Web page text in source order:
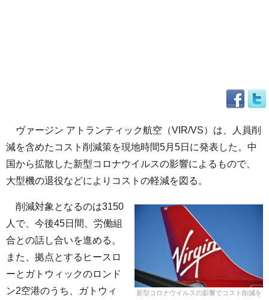
ヴァージン アトランティック航空（VIR/VS）は、人員削
減を含めたコスト削減策を現地時間5月5日に発表した。中
国から拡散した新型コロナウイルスの影響によるもので、
大型機の退役などによりコストの軽減を図る。
新型コロナウイルスの影響でコスト削減を
削減対象となるのは3150
人で、今後45日間、労働組
合との話し合いを進める。
また、拠点とするヒースロ
ーとガトウィックのロンド
ン2空港のうち、ガトウィ